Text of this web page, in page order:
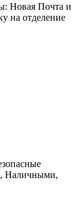
Новая Почта и
на отделение
Наличными,